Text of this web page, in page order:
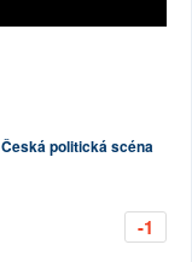
Česká politická scéna
-1